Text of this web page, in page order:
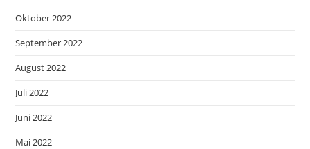
Oktober 2022
September 2022
August 2022
Juli 2022
Juni 2022
Mai 2022